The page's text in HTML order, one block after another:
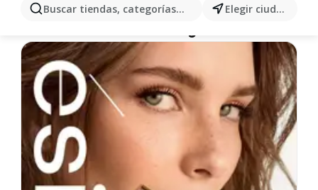
Buscar tiendas, categorías, productos... Elegir ciudad
término.